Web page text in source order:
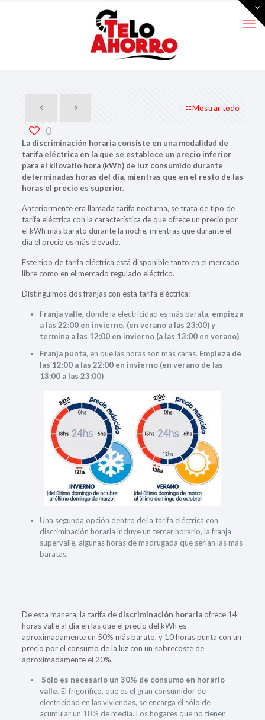
Mostrar todo
0
La discriminación horaria consiste en una modalidad de
tarifa eléctrica en la que se establece un precio inferior
para el kilovatio hora (kWh) de luz consumido durante
determinadas horas del día, mientras que en el resto de las
horas el precio es superior.
Anteriormente era llamada tarifa nocturna, se trata de tipo de
tarifa eléctrica con la característica de que ofrece un precio por
el kWh más barato durante la noche, mientras que durante el
día el precio es más elevado.
Este tipo de tarifa eléctrica está disponible tanto en el mercado
libre como en el mercado regulado eléctrico.
Distinguimos dos franjas con esta tarifa eléctrica:
Franja valle, donde la electricidad es más barata, empieza
a las 22:00 en invierno, (en verano a las 23:00) y
termina a las 12:00 en invierno (a las 13:00 en verano).
Franja punta, en que las horas son más caras. Empieza de
las 12:00 a las 22:00 en invierno (en verano de las
13:00 a las 23:00)
Una segunda opción dentro de la tarifa eléctrica con
discriminación horaria incluye un tercer horario, la franja
supervalle, algunas horas de madrugada que serían las más
baratas.
De esta manera, la tarifa de discriminación horariaofrece 14
horas valle al día en las que el precio del kWh es
aproximadamente un 50% más barato, y 10 horas punta con un
precio por el consumo de la luz con un sobrecoste de
aproximadamente el 20%.
Sólo es necesario un 30% de consumo en horario
valle. El frigorífico, que es el gran consumidor de
electricidad en las viviendas, se encarga él sólo de
acumular un 18% de media. Los hogares que no tienen